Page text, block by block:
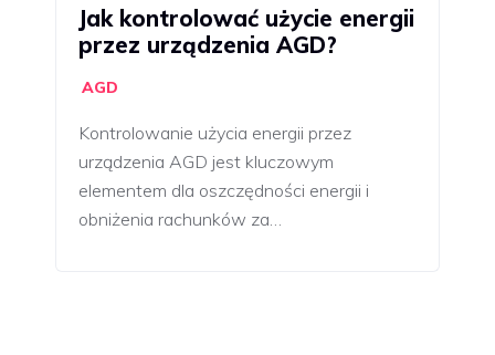
Jak kontrolować użycie energii
przez urządzenia AGD?
AGD
Kontrolowanie użycia energii przez
urządzenia AGD jest kluczowym
elementem dla oszczędności energii i
obniżenia rachunków za…